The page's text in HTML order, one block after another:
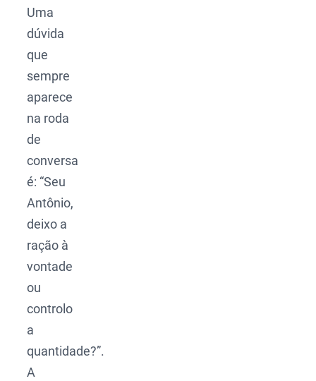
Uma
dúvida
que
sempre
aparece
na roda
de
conversa
é: “Seu
Antônio,
deixo a
ração à
vontade
ou
controlo
a
quantidade?”.
A